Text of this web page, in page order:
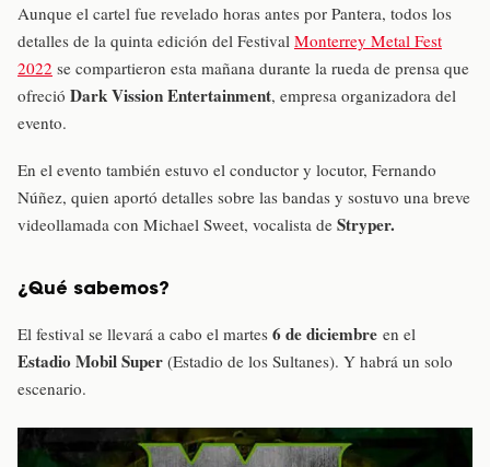
Aunque el cartel fue revelado horas antes por Pantera, todos los
detalles de la quinta edición del Festival Monterrey Metal Fest
2022 se compartieron esta mañana durante la rueda de prensa que
ofreció Dark Vission Entertainment, empresa organizadora del
evento.
En el evento también estuvo el conductor y locutor, Fernando
Núñez, quien aportó detalles sobre las bandas y sostuvo una breve
videollamada con Michael Sweet, vocalista de Stryper.
¿Qué sabemos?
El festival se llevará a cabo el martes 6 de diciembre en el
Estadio Mobil Super (Estadio de los Sultanes). Y habrá un solo
escenario.